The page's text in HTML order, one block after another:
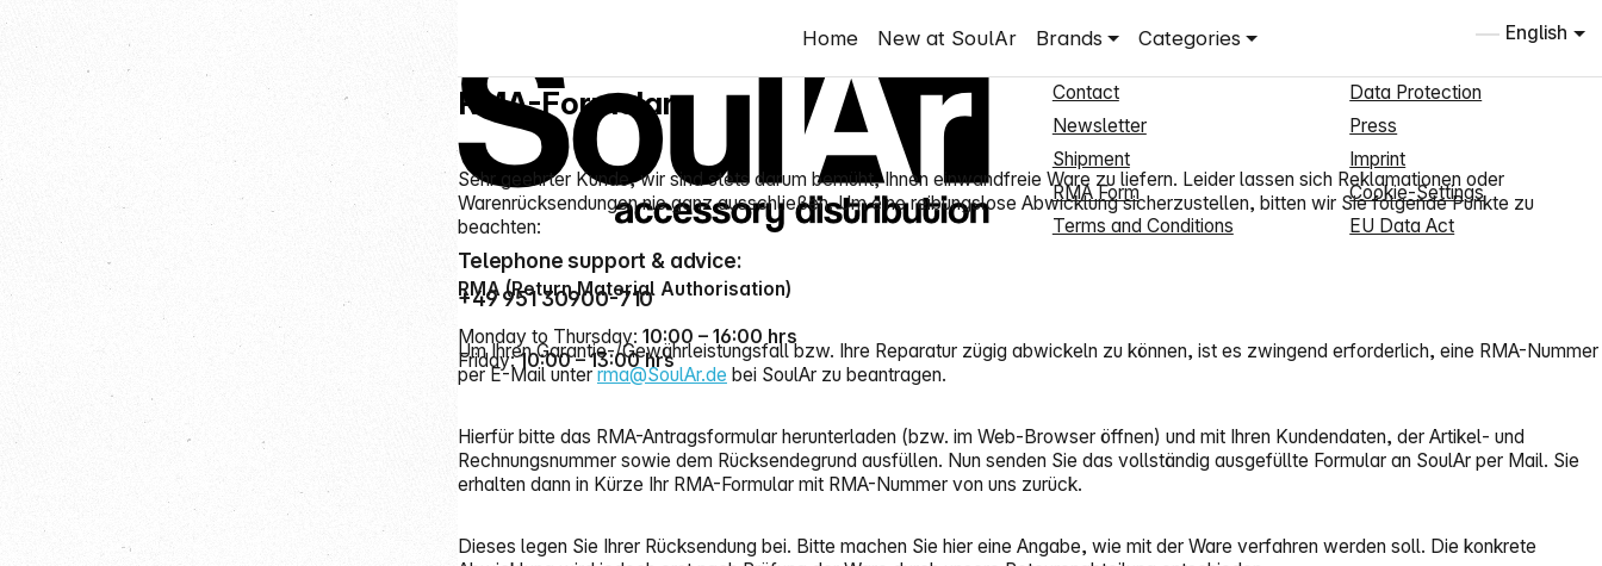
English
Home New at SoulAr Brands Categories
RMA-Formular
Sehr geehrter Kunde, wir sind stets darum bemüht, Ihnen einwandfreie Ware zu liefern. Leider lassen sich Reklamationen oder
Warenrücksendungen nie ganz ausschließen. Um eine reibungslose Abwicklung sicherzustellen, bitten wir Sie folgende Punkte zu
beachten:
RMA (Return Material Authorisation)
Um Ihren Garantie-/Gewährleistungsfall bzw. Ihre Reparatur zügig abwickeln zu können, ist es zwingend erforderlich, eine RMA-Nummer
per E-Mail unterrma@SoulAr.de bei SoulAr zu beantragen.
Hierfür bitte das RMA-Antragsformular herunterladen (bzw. im Web-Browser öffnen) und mit Ihren Kundendaten, der Artikel- und
Rechnungsnummer sowie dem Rücksendegrund ausfüllen. Nun senden Sie das vollständig ausgefüllte Formular an SoulAr per Mail. Sie
erhalten dann in Kürze Ihr RMA-Formular mit RMA-Nummer von uns zurück.
Dieses legen Sie Ihrer Rücksendung bei. Bitte machen Sie hier eine Angabe, wie mit der Ware verfahren werden soll. Die konkrete
Telephone support & advice:
+49 951 30900-710
Monday to Thursday: 10:00 – 16:00 hrs
Friday:10:00 – 13:00 hrs
Contact
Newsletter
Shipment
RMA Form
Terms and Conditions
Data Protection
Press
Imprint
Cookie-Settings
EU Data Act